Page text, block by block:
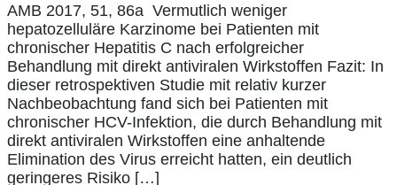
AMB 2017, 51, 86a Vermutlich weniger
hepatozelluläre Karzinome bei Patienten mit
chronischer Hepatitis C nach erfolgreicher
Behandlung mit direkt antiviralen Wirkstoffen Fazit: In
dieser retrospektiven Studie mit relativ kurzer
Nachbeobachtung fand sich bei Patienten mit
chronischer HCV-Infektion, die durch Behandlung mit
direkt antiviralen Wirkstoffen eine anhaltende
Elimination des Virus erreicht hatten, ein deutlich
geringeres Risiko […]